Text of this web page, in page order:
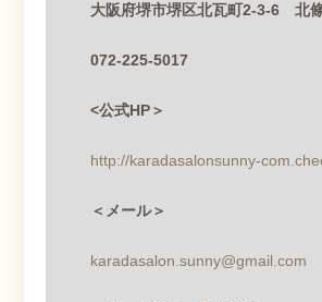
大阪府堺市堺区北瓦町2-3-6 北
072-225-5017
<公式 HP ＞
http://karadasalonsunny-
＜メール＞
karadasalon.sunny@gmail.com